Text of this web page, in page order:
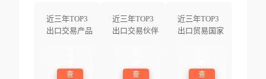
近三年TOP3
出口交易产品
查
近三年TOP3
出口交易伙伴
查
近三年TOP3
出口贸易国家
查